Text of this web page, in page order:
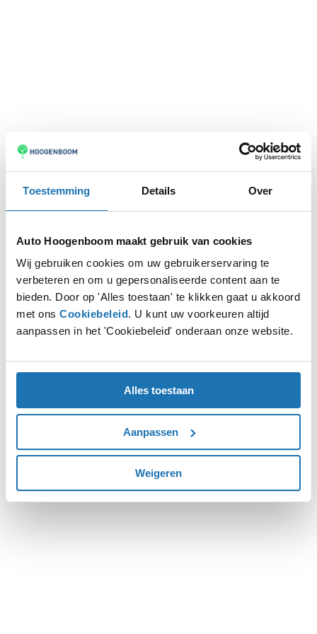
Toestemming Details Over
Auto Hoogenboom maakt gebruik van cookies
Wij gebruiken cookies om uw gebruikerservaring te
verbeteren en om u gepersonaliseerde content aan te
bieden. Door op 'Alles toestaan' te klikken gaat u akkoord
met ons Cookiebeleid. U kunt uw voorkeuren altijd
aanpassen in het 'Cookiebeleid' onderaan onze website.
Alles toestaan
Aanpassen
Weigeren
Application error: aclient-side exception has occurred while
loadingwww.autohoogenboom.nl (see the browser console
more information).